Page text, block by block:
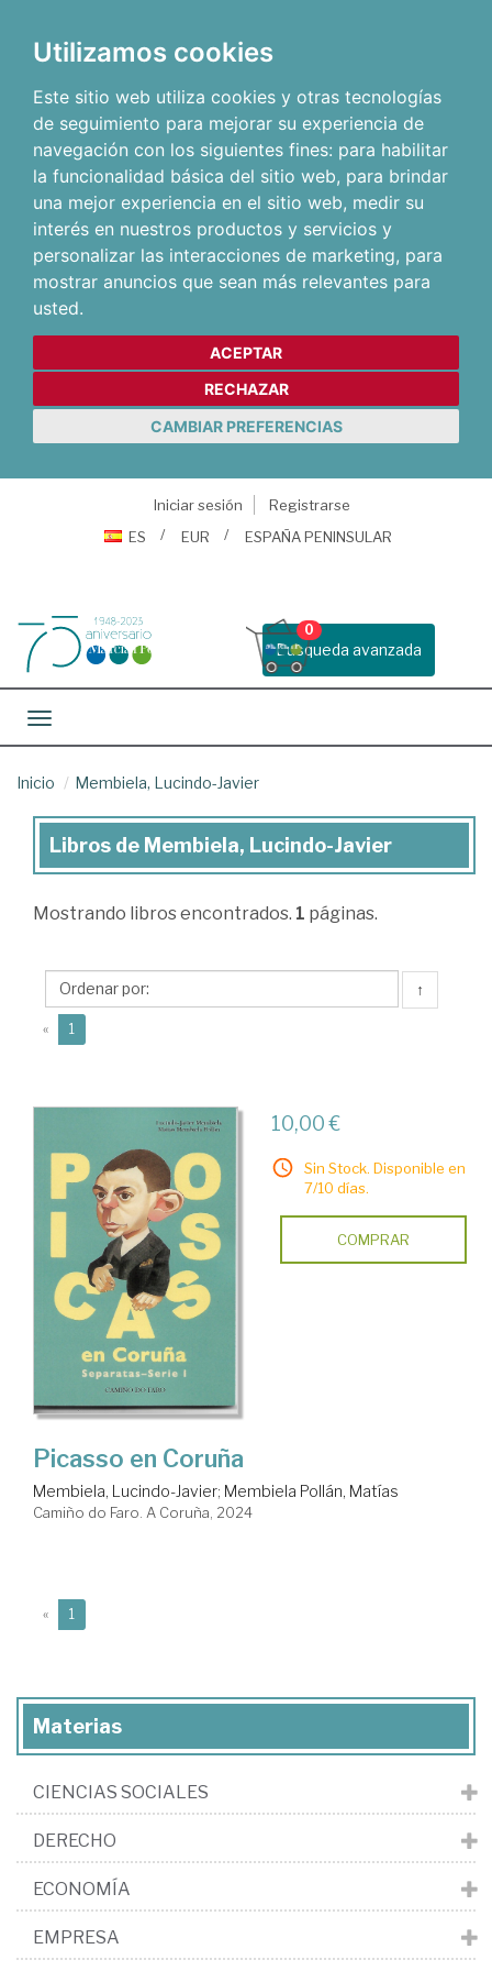
Utilizamos cookies
Este sitio web utiliza cookies y otras tecnologías
de seguimiento para mejorar su experiencia de
navegación con los siguientes fines: para habilitar
la funcionalidad básica del sitio web, para brindar
una mejor experiencia en el sitio web, medir su
interés en nuestros productos y servicios y
personalizar las interacciones de marketing, para
mostrar anuncios que sean más relevantes para
usted.
ACEPTAR
RECHAZAR
CAMBIAR PREFERENCIAS
Iniciar sesión
Registrarse
ES
EUR ESPAÑA PENINSULAR
Busqueda avanzada
0
Toggle navigation
Inicio Membiela, Lucindo-Javier
Libros
Membiela,
Javier
Libros de Membiela, Lucindo-Javier
Mostrando libros encontrados. 1 páginas.
↑
« 1
10,00 €
Sin Stock. Disponible en
7/10 días.
COMPRAR
Picasso en Coruña
Membiela, Lucindo-Javier; Membiela Pollán, Matías
Camiño do Faro. A Coruña, 2024
« 1
Materias
CIENCIAS SOCIALES
DERECHO
ECONOMÍA
EMPRESA